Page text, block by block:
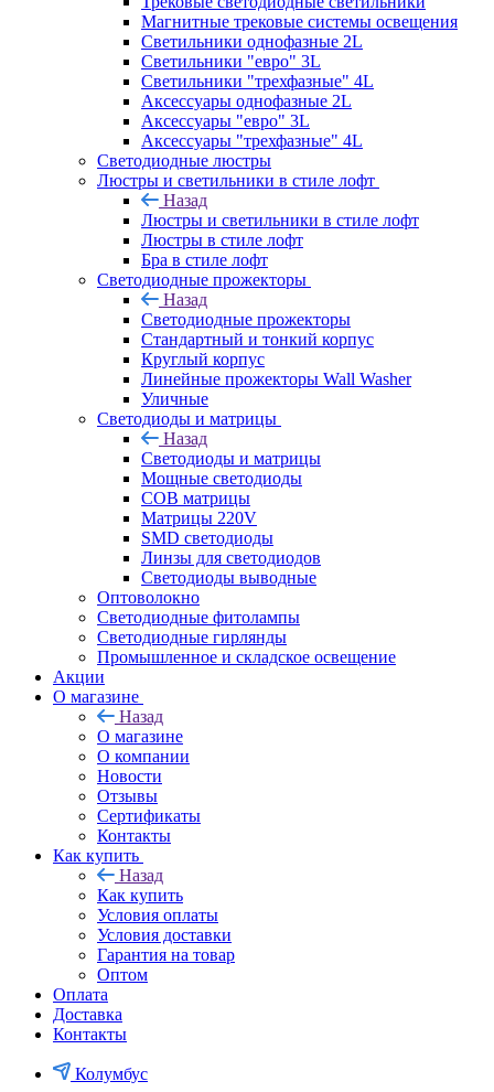
Магнитные трековые системы освещения
Светильники однофазные 2L
Светильники "евро" 3L
Светильники "трехфазные" 4L
Аксессуары однофазные 2L
Аксессуары "евро" 3L
Аксессуары "трехфазные" 4L
Светодиодные люстры
Люстры и светильники в стиле лофт
Назад
Люстры и светильники в стиле лофт
Люстры в стиле лофт
Бра в стиле лофт
Светодиодные прожекторы
Назад
Светодиодные прожекторы
Стандартный и тонкий корпус
Круглый корпус
Линейные прожекторы Wall Washer
Уличные
Светодиоды и матрицы
Назад
Светодиоды и матрицы
Мощные светодиоды
COB матрицы
Матрицы 220V
SMD светодиоды
Линзы для светодиодов
Светодиоды выводные
Оптоволокно
Светодиодные фитолампы
Светодиодные гирлянды
Промышленное и складское освещение
Акции
О магазине
Назад
О магазине
О компании
Новости
Отзывы
Сертификаты
Контакты
Как купить
Назад
Как купить
Условия оплаты
Условия доставки
Гарантия на товар
Оптом
Оплата
Доставка
Контакты
Колумбус